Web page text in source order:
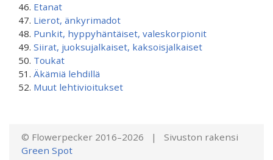
Etanat
Lierot, änkyrimadot
Punkit, hyppyhäntäiset, valeskorpionit
Siirat, juoksujalkaiset, kaksoisjalkaiset
Toukat
Äkämiä lehdillä
Muut lehtivioitukset
© Flowerpecker 2016–2026 | Sivuston rakensi
Green Spot